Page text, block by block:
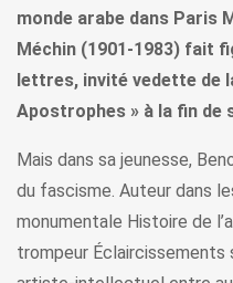
monde arabe dans Paris
Méchin (1901-1983) fait
lettres, invité vedette de
Apostrophes » à la fin de
Mais dans sa jeunesse,
du fascisme. Auteur dans
monumentale Histoire de
trompeur Éclaircissements